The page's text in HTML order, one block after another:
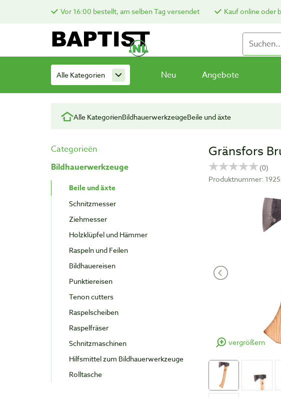
Vor 16:00 bestellt, am selben Tag versendet Kauf online oder
Alle Kategorien Neu Angebote
Alle KategorienBildhauerwerkzeugeBeile und äxte
Categorieën
Bildhauerwerkzeuge
Beile und äxte
Schnitzmesser
Ziehmesser
Holzklüpfel und Hämmer
Raspeln und Feilen
Bildhauereisen
Punktiereisen
Tenon cutters
Raspelscheiben
Raspelfräser
Schnitzmaschinen
Hilfsmittel zum Bildhauerwerkzeuge
Rolltasche
Gränsfors
Produktnummer:
vergrößern